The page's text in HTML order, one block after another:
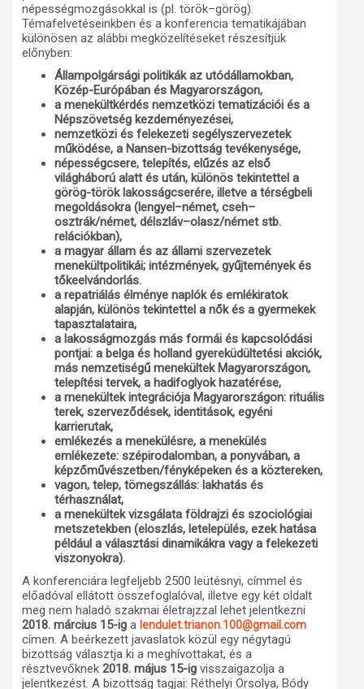
népességmozgásokkal is (pl. török–görög).
Témafelvetéseinkben és a konferencia tematikájában
különösen az alábbi megközelítéseket részesítjük
előnyben:
Állampolgársági politikák az utódállamokban,
Közép-Európában és Magyarországon,
a menekültkérdés nemzetközi tematizációi és a
Népszövetség kezdeményezései,
nemzetközi és felekezeti segélyszervezetek
működése, a Nansen-bizottság tevékenysége,
népességcsere, telepítés, elűzés az első
világháború alatt és után, különös tekintettel a
görög-török lakosságcserére, illetve a térségbeli
megoldásokra (lengyel–német, cseh–
osztrák/német, délszláv–olasz/német stb.
relációkban),
a magyar állam és az állami szervezetek
menekültpolitikái; intézmények, gyűjtemények és
tőkeelvándorlás.
a repatriálás élménye naplók és emlékiratok
alapján, különös tekintettel a nők és a gyermekek
tapasztalataira,
a lakosságmozgás más formái és kapcsolódási
pontjai: a belga és holland gyereküdültetési akciók,
más nemzetiségű menekültek Magyarországon,
telepítési tervek, a hadifoglyok hazatérése,
a menekültek integrációja Magyarországon: rituális
terek, szerveződések, identitások, egyéni
karrierutak,
emlékezés a menekülésre, a menekülés
emlékezete: szépirodalomban, a ponyvában, a
képzőművészetben/fényképeken és a köztereken,
vagon, telep, tömegszállás: lakhatás és
térhasználat,
a menekültek vizsgálata földrajzi és szociológiai
metszetekben (eloszlás, letelepülés, ezek hatása
például a választási dinamikákra vagy a felekezeti
viszonyokra).
A konferenciára legfeljebb 2500 leütésnyi, címmel és
előadóval ellátott összefoglalóval, illetve egy két oldalt
meg nem haladó szakmai életrajzzal lehet jelentkezni
2018. március 15-ig a lendulet.trianon.100@gmail.com
címen. A beérkezett javaslatok közül egy négytagú
bizottság választja ki a meghívottakat, és a
résztvevőknek 2018. május 15-ig visszaigazolja a
jelentkezést. A bizottság tagjai: Réthelyi Orsolya, Bódy